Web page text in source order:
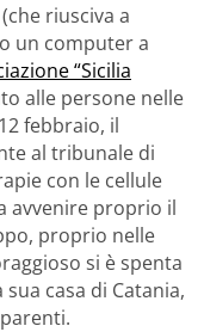
riusciva a
un computer a
“Sicilia
alle persone nelle
febbraio, il
al tribunale di
con le cellule
avvenire proprio il
proprio nelle
si è spenta
sua casa di Catania,